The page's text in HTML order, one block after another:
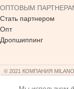
ОПТОВЫМ
Стать партнером
Опт
Дропшиппинг
© 2021 КОМПАНИЯ